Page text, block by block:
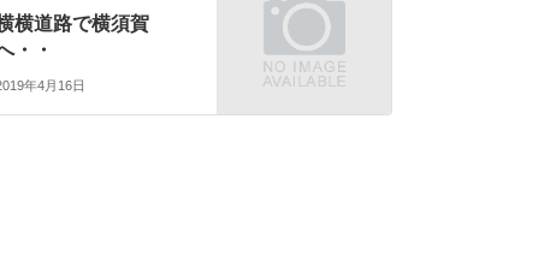
横道路で横須賀
・・
年4月16日